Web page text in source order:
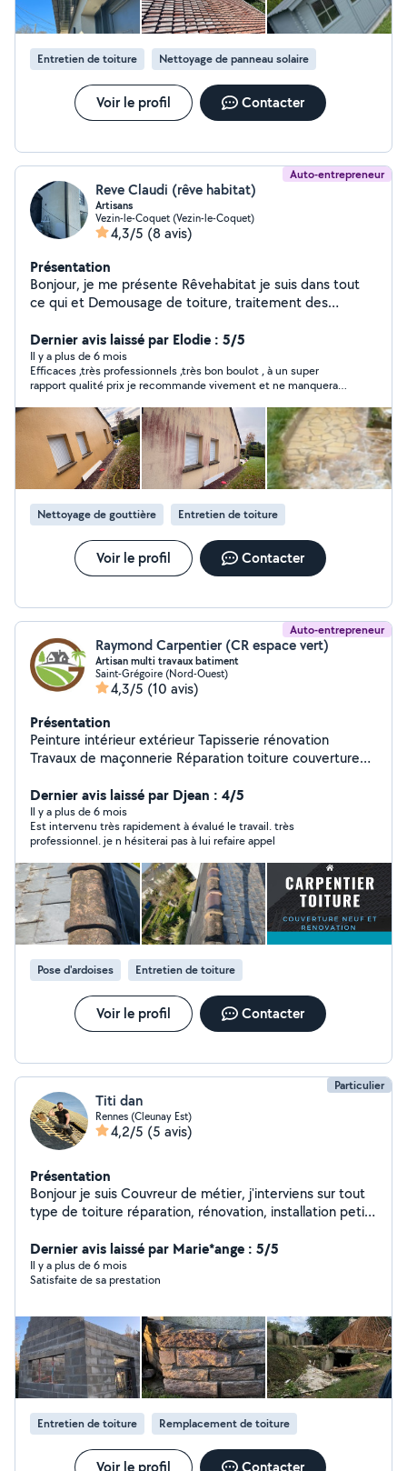
Entretien de toiture Nettoyage de panneau solaire
Voir le profil Contacter
Auto-entrepreneur
Reve Claudi (rêve habitat)
Artisans
Vezin-le-Coquet (Vezin-le-Coquet)
4,3/5 (8 avis)
Présentation
Bonjour, je me présente Rêvehabitat je suis dans tout
ce qui et Demousage de toiture, traitement des
votre service pour l'avancement de mon départ je fais
des facilités de paiement et des devis gratuit
Dernier avis laissé par Elodie : 5/5
Il y a plus de 6 mois
Efficaces ,très professionnels ,très bon boulot , à un super
rapport qualité prix je recommande vivement et ne manquerait
Nettoyage de gouttière Entretien de toiture
Voir le profil Contacter
Auto-entrepreneur
Raymond Carpentier (CR espace vert)
Artisan multi travaux batiment
Saint-Grégoire (Nord-Ouest)
4,3/5 (10 avis)
Présentation
Peinture intérieur extérieur Tapisserie rénovation
Travaux de maçonnerie Réparation toiture couverture
Dernier avis laissé par Djean : 4/5
Il y a plus de 6 mois
Est intervenu très rapidement à évalué le travail. très
professionnel. je n hésiterai pas à lui refaire appel
Pose d'ardoises Entretien de toiture
Voir le profil Contacter
Particulier
Titi dan
Rennes (Cleunay Est)
4,2/5 (5 avis)
Présentation
Bonjour je suis Couvreur de métier, j'interviens sur tout
type de toiture réparation, rénovation, installation petit
travailler avec vous ! Pour vous !
Dernier avis laissé par Marie*ange : 5/5
Il y a plus de 6 mois
Satisfaite de sa prestation
Entretien de toiture Remplacement de toiture
Voir le profil Contacter